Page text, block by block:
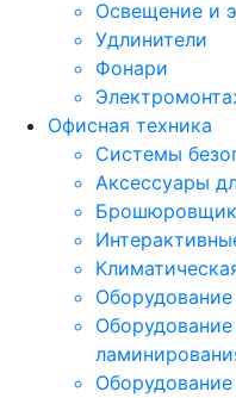
Освещение и
Удлинители
Фонари
Офисная техника
Cистемы
Аксессуары